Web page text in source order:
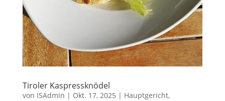
Tiroler Kaspressknödel
von ISAdmin | Okt. 17, 2025 | Hauptgericht,